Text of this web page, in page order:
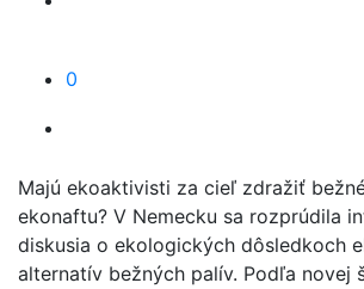
0
Majú ekoaktivisti za cieľ zdražiť
ekonaftu? V Nemecku sa rozprúdila
diskusia o ekologických dôsledkoch
alternatív bežných palív. Podľa novej